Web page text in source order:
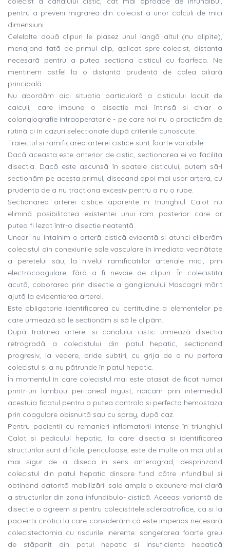
pentru a preveni migrarea din colecist a unor calculi de mici
dimensiuni.
Celelalte douã clipuri le plasez unul langã altul (nu alipite),
menajand fatã de primul clip, aplicat spre colecist, distanta
necesarã pentru a putea sectiona cisticul cu foarfeca. Ne
mentinem astfel la o distantã prudentã de calea biliarã
principalã.
Nu abordãm aici situatia particularã a cisticului locuit de
calculi, care impune o disectie mai întinsã si chiar o
colangiografie intraoperatorie - pe care noi nu o practicãm de
rutinã ci în cazuri selectionate dupã criteriile cunoscute.
Traiectul si ramificarea arterei cistice sunt foarte variabile.
Dacã aceasta este anterior de cistic, sectionarea ei va facilita
disectia. Dacã este ascunsã în spatele cisticului, putem sã-l
sectionãm pe acesta primul, disecand apoi mai usor artera, cu
prudenta de a nu tractiona excesiv pentru a nu o rupe.
Sectionarea arterei cistice aparente în triunghiul Calot nu
eliminã posibilitatea existentei unui ram posterior care ar
putea fi lezat într-o disectie neatentã.
Uneori nu întalnim o arterã cisticã evidentã si atunci eliberãm
colecistul din conexiunile sale vasculare în imediata vecinãtate
a peretelui sãu, la nivelul ramificatiilor arteriale mici, prin
electrocoagulare, fãrã a fi nevoie de clipuri. În colecistita
acutã, coborarea prin disectie a ganglionului Mascagni mãrit
ajutã la evidentierea arterei.
Este obligatorie identificarea cu certitudine a elementelor pe
care urmeazã sã le sectionãm si sã le clipãm.
Dupã tratarea arterei si canalului cistic urmeazã disectia
retrogradã a colecistului din patul hepatic, sectionand
progresiv, la vedere, bride subtiri, cu grija de a nu perfora
colecistul si a nu pãtrunde în patul hepatic.
În momentul în care colecistul mai este atasat de ficat numai
printr-un lambou peritoneal îngust, ridicãm prin intermediul
acestuia ficatul pentru a putea controla si perfecta hemostaza
prin coagulare obisnuitã sau cu spray, dupã caz.
Pentru pacientii cu remanieri inflamatorii intense în triunghiul
Calot si pediculul hepatic, la care disectia si identificarea
structurilor sunt dificile, periculoase, este de multe ori mai util si
mai sigur de a diseca în sens anterograd, desprinzand
colecistul din patul hepatic dinspre fund cãtre infundibul si
obtinand datoritã mobilizãrii sale ample o expunere mai clarã
a structurilor din zona infundibulo- cisticã. Aceeasi variantã de
disectie o agreem si pentru colecistitele scleroatrofice, ca si la
pacientii cirotici la care considerãm cã este imperios necesarã
colecistectomia cu riscurile inerente: sangerarea foarte greu
de stãpanit din patul hepatic si insuficienta hepaticã